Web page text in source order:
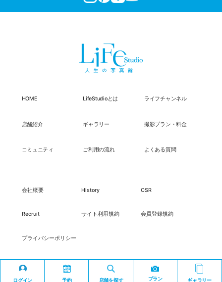
ログイン 予約 店舗を探す プラン ギャラリー
HOME LifeStudioとは ライフチャンネル
店舗紹介 ギャラリー 撮影プラン・料金
コミュニティ ご利用の流れ よくある質問
会社概要 History CSR
Recruit サイト利用規約 会員登録規約
プライバシーポリシー